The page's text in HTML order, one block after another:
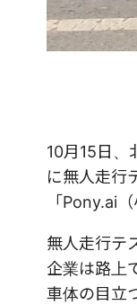
10月15日、
に無人走行
「Pony.ai
無人走行テ
企業は路上
車体の目立